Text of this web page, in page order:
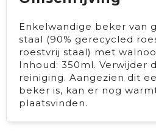
Enkelwandige beker van
staal (90% gerecycled
roestvrij staal) met
Inhoud: 350ml. Verwijder
reiniging. Aangezien dit
beker is, kan er nog
plaatsvinden.